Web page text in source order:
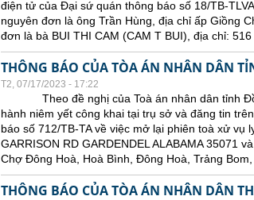
điện tử của Đại sứ quán thông báo số 18/TB-
nguyên đơn là ông Trần Hùng, địa chỉ ấp Giồng
đơn là bà BUI THI CAM (CAM T BUI), địa chỉ: 516
THÔNG BÁO CỦA TÒA ÁN NHÂN DÂN
T2, 07/17/2023 - 17:22
Theo đề nghị của Toà án nhân dân tỉnh
hành niêm yết công khai tại trụ sở và đăng tin
báo số 712/TB-TA về việc mở lại phiên toà xử vụ
GARRISON RD GARDENDEL ALABAMA 35071
Chợ Đông Hoà, Hoà Bình, Đông Hoà, Trảng Bom,
THÔNG BÁO CỦA TÒA ÁN NHÂN DÂN